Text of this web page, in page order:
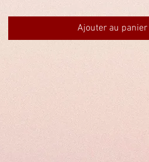
Ajouter au panier